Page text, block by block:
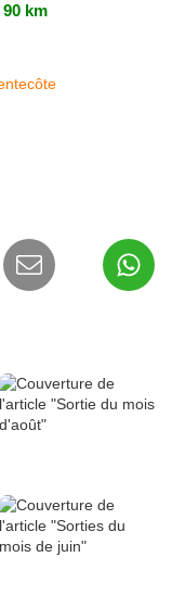
90 km